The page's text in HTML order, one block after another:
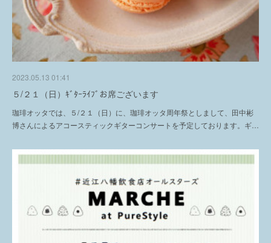
2023.05.13 01:41
５/２１（日）ｷﾞﾀｰﾗｲﾌﾞお席ございます
珈琲オッタでは、５/２１（日）に、珈琲オッタ周年祭としまして、田中彬
博さんによるアコースティックギターコンサートを予定しております。ギ…